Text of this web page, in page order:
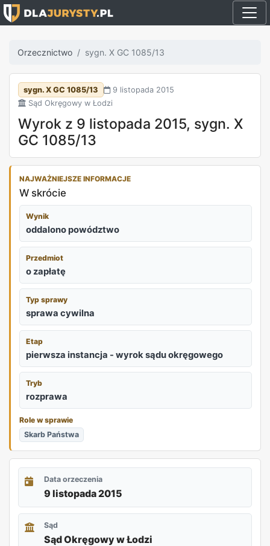
Orzecznictwo sygn. X GC 1085/13
sygn. X GC 1085/13
9 listopada 2015
Sąd Okręgowy w Łodzi
Wyrok z 9 listopada 2015, sygn. X
GC 1085/13
NAJWAŻNIEJSZE INFORMACJE
W skrócie
Wynik
oddalono powództwo
Przedmiot
o zapłatę
Typ sprawy
sprawa cywilna
Etap
pierwsza instancja - wyrok sądu okręgowego
Tryb
rozprawa
Role w sprawie
Skarb Państwa
Data orzeczenia
9 listopada 2015
Sąd
Sąd Okręgowy w Łodzi